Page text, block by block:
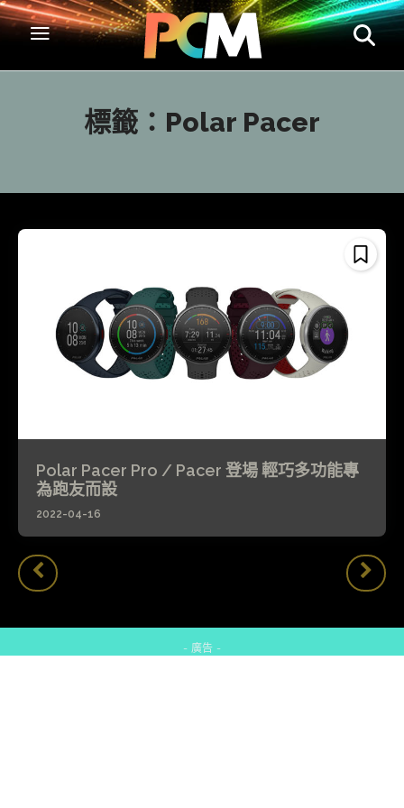
標籤： Polar Pacer
Polar Pacer Pro / Pacer 登場 輕巧多功能專
為跑友而設
2022-04-16
- 廣告 -